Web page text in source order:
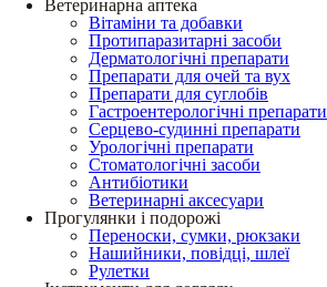
Ветеринарна аптека
Вітаміни та добавки
Протипаразитарні засоби
Дерматологічні препарати
Препарати для очей та вух
Препарати для суглобів
Гастроентерологічні препарати
Серцево-судинні препарати
Урологічні препарати
Стоматологічні засоби
Антибіотики
Ветеринарні аксесуари
Прогулянки і подорожі
Переноски, сумки, рюкзаки
Нашийники, повідці, шлеї
Рулетки